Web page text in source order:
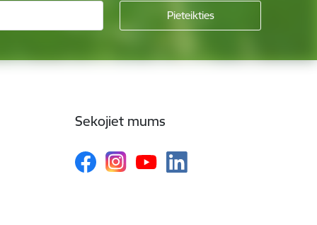
Sekojiet mums